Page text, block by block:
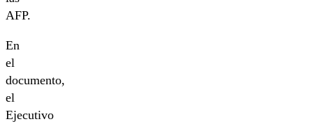
AFP.
En
el
documento,
el
Ejecutivo